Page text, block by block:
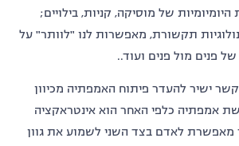
של מוסיקה, קניות, בילויים;
תקשורת, מאפשרות לנו "לוותר" על
פנים מול פנים ועוד..
ישיר להעדר פיתוח האמפתיה מכיוון
אמפתיה כלפי האחר הוא אינטראקציה
לאדם בצד השני לשמוע את גוון